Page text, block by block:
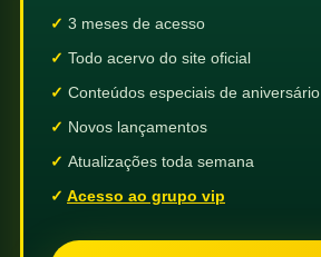
3 meses de acesso
Todo acervo do site oficial
Conteúdos especiais de aniversário
Novos lançamentos
Atualizações toda semana
Acesso ao grupo vip